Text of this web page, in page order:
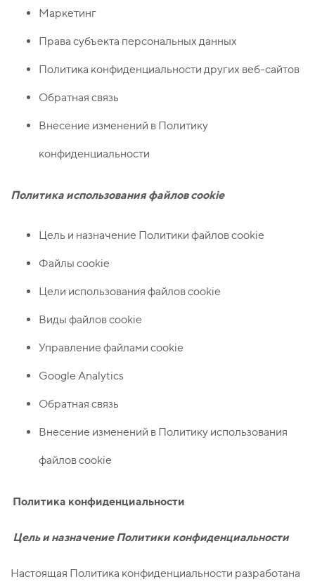
Маркетинг
Права субъекта персональных данных
Политика конфиденциальности других веб-сайтов
Обратная связь
Внесение изменений в Политику
конфиденциальности
Политика использования файловcookie
Цель и назначение Политики файлов cookie
Файлы cookie
Цели использования файлов cookie
Виды файлов cookie
Управление файлами cookie
Google Analytics
Обратная связь
Внесение изменений в Политику использования
файлов cookie
Политика конфиденциальности
Цель и назначение Политики конфиденциальности
Настоящая Политика конфиденциальности разработана